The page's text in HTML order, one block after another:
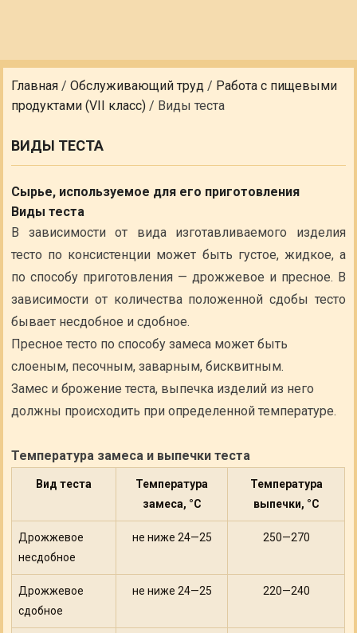
Главная /Обслуживающий труд / Работа с пищевыми
продуктами (VII класс) / Виды теста
ВИДЫ ТЕСТА
Сырье, используемое для его приготовления
Виды теста
В зависимости от вида изготавливаемого изделия
тесто по консистенции может быть густое, жидкое, а
по способу приготовления — дрожжевое и пресное. В
зависимости от количества положенной сдобы тесто
бывает несдобное и сдобное.
Пресное тесто по способу замеса может быть
слоеным, песочным, заварным, бисквитным.
Замес и брожение теста, выпечка изделий из него
должны происходить при определенной температуре.
Температура замеса и выпечки теста
Вид теста
Температура
замеса, °С
Температура
выпечки, °С
Дрожжевое
несдобное
не ниже 24—25 250—270
Дрожжевое
сдобное
не ниже 24—25 220—240